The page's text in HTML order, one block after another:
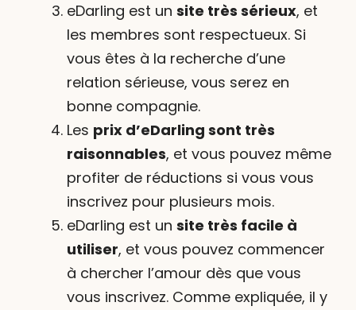
eDarling est un site très sérieux, et
les membres sont respectueux. Si
vous êtes à la recherche d’une
relation sérieuse, vous serez en
bonne compagnie.
Les prix d’eDarling sont très
raisonnables, et vous pouvez même
profiter de réductions si vous vous
inscrivez pour plusieurs mois.
eDarling est un site très facile à
utiliser, et vous pouvez commencer
à chercher l’amour dès que vous
vous inscrivez. Comme expliquée, il y